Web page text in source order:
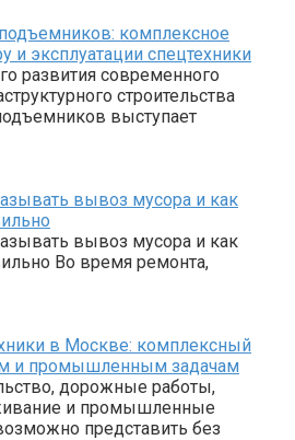
комплексное
и эксплуатации спецтехники
развития современного
строительства
выступает
вывоз мусора и как
вывоз мусора и как
Во время ремонта,
в Москве: комплексный
и промышленным задачам
дорожные работы,
и промышленные
представить без